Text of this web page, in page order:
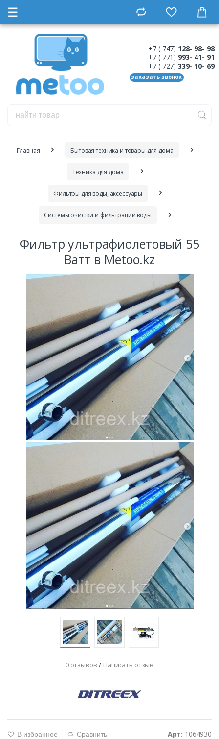
☰
+7 ( 747) 128- 98- 98
+7 ( 771) 993- 41- 91
+7 ( 727) 339- 10- 69
заказать звонок
Главная Бытовая техника и товары для дома
Техника для дома
Фильтры для воды, аксессуары
Системы очистки и фильтрации воды
Фильтр ультрафиолетовый 55
Ватт в Metoo.kz
0 отзывов / Написать отзыв
Арт: 1064930
g В избранное d Сравнить